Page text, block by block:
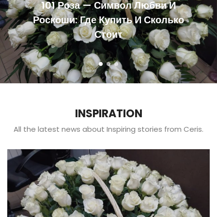
101 Роза — Символ Любви И
Роскоши: Где Купить И Сколько
Стоит
INSPIRATION
All the latest news about Inspiring stories from Ceris.